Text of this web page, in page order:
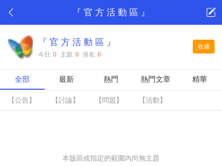
『 官 方 活 動 區 』
收藏
『 官 方 活 動 區 』
今日: 0 主題: 0 排名: 6
全部 最新 熱門 熱門文章 精華
【公告】 【討論】 【問題】 【活動】
本版區或指定的範圍內尚無主題